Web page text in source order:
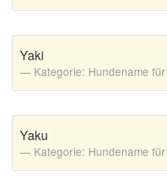
Yaki
Kategorie: Hundename
Yaku
Kategorie: Hundename